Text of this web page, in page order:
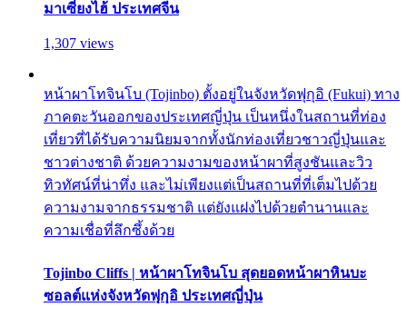
มาเซี่ยงไฮ้ ประเทศจีน
1,307 views
หน้าผาโทจินโบ (Tojinbo) ตั้งอยู่ในจังหวัดฟุกุอิ (Fukui) ทาง
ภาคตะวันออกของประเทศญี่ปุ่น เป็นหนึ่งในสถานที่ท่อง
เที่ยวที่ได้รับความนิยมจากทั้งนักท่องเที่ยวชาวญี่ปุ่นและ
ชาวต่างชาติ ด้วยความงามของหน้าผาที่สูงชันและวิว
ทิวทัศน์ที่น่าทึ่ง และไม่เพียงแต่เป็นสถานที่ที่เต็มไปด้วย
ความงามจากธรรมชาติ แต่ยังแฝงไปด้วยตำนานและ
ความเชื่อที่ลึกซึ้งด้วย
Tojinbo Cliffs | หน้าผาโทจินโบ สุดยอดหน้าผาหินบะ
ซอลต์แห่งจังหวัดฟุกุอิ ประเทศญี่ปุ่น